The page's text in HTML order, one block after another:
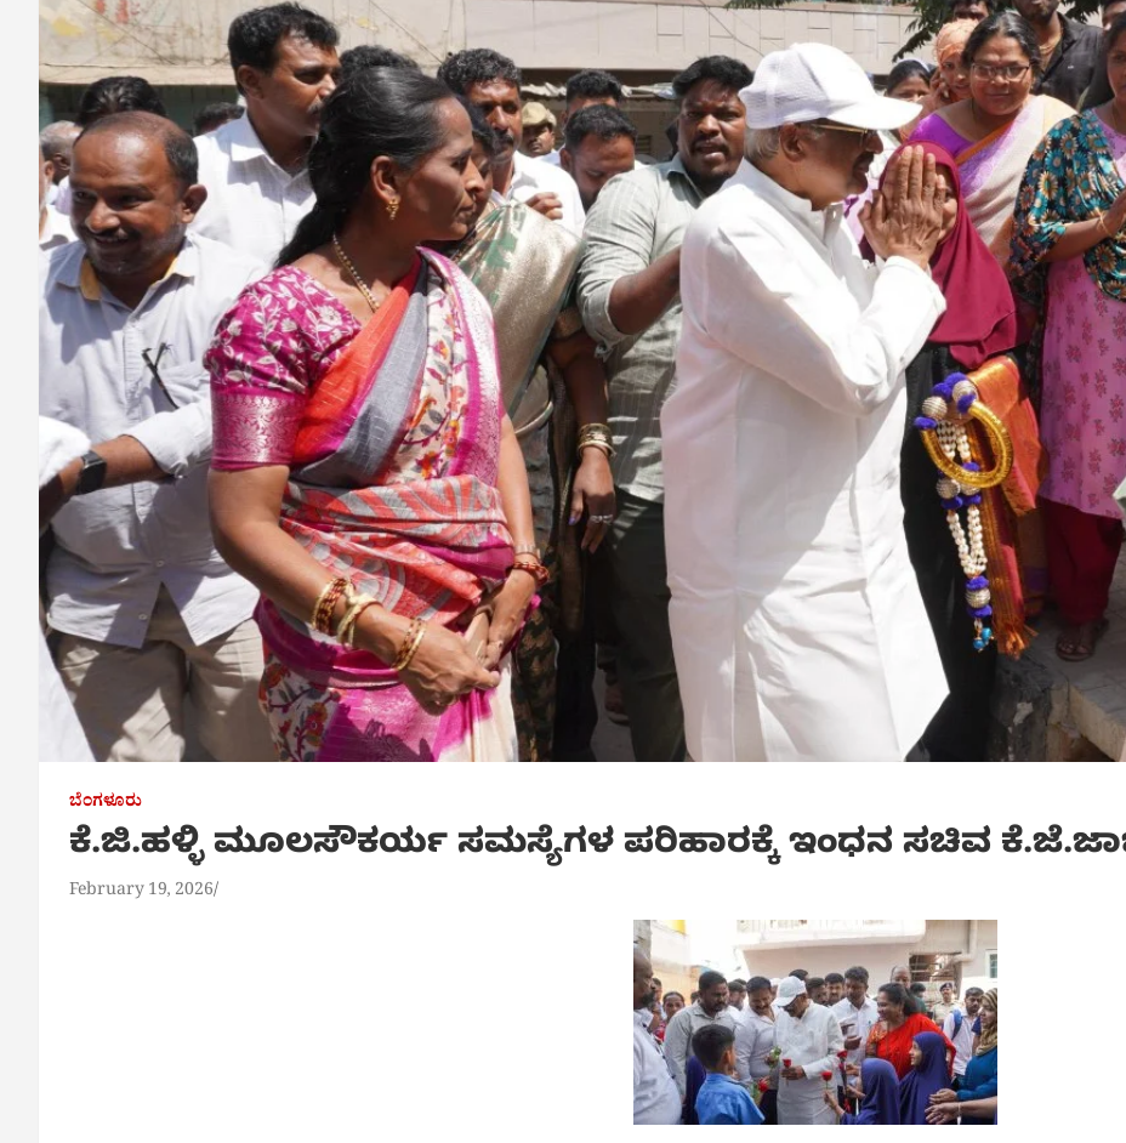
ಬೆಂಗಳೂರು
ಕೆ.ಜಿ.ಹಳ್ಳಿ ಮೂಲಸೌಕರ್ಯ ಸಮಸ್ಯೆಗಳ ಪರಿಹಾರಕ್ಕೆ ಇಂಧನ ಸಚಿವ
February 19, 2026